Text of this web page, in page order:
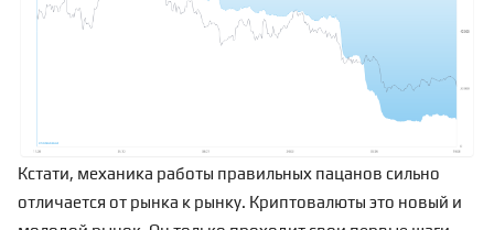
Кстати, механика работы правильных пацанов сильно
отличается от рынка к рынку. Криптовалюты это новый и